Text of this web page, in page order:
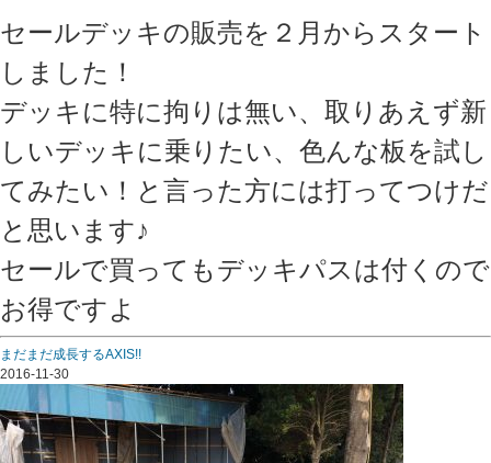
セールデッキの販売を２月からスタート
しました！
デッキに特に拘りは無い、取りあえず新
しいデッキに乗りたい、色んな板を試し
てみたい！と言った方には打ってつけだ
と思います♪
セールで買ってもデッキパスは付くので
お得ですよ
まだまだ成長するAXIS!!
2016-11-30